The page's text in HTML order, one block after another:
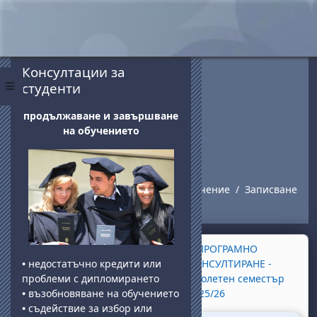
Panneau latéral
Записване
Accueil Cours Дистанционно обучение Записване
Section outline
Информация за студенти
обучаващи се в програми с
дистанционна форма на обучение.
→ПРОГРАМНО
КОНСУЛТИРАНЕ -
Пролетен семестър
2025/26
Blocs
Passer Консултации за студенти
Консултации за
студенти
продължаване и завършване
на обучението
• недостатъчно кредити или
проблеми с дипломирането
• възобновяване на обучението
• съдействие за избор или